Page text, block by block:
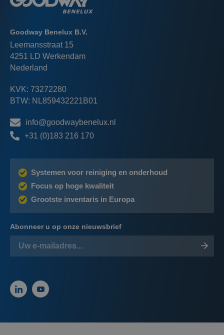
Goodway Benelux B.V.
Leemansstraat 15
4251 LD Werkendam
Nederland
KVK: 73272280
BTW: NL859432221B01
info@goodwaybenelux.nl
+31 (0)183 216 170
Systemen voor reiniging en onderhoud
Focus op hoge kwaliteit
Grootste inventaris in Europa
Abonneer u op onze nieuwsbrief